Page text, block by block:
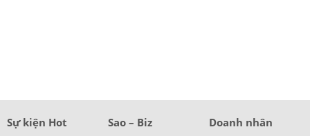
Sự kiện Hot Sao – Biz
Doanh nhân